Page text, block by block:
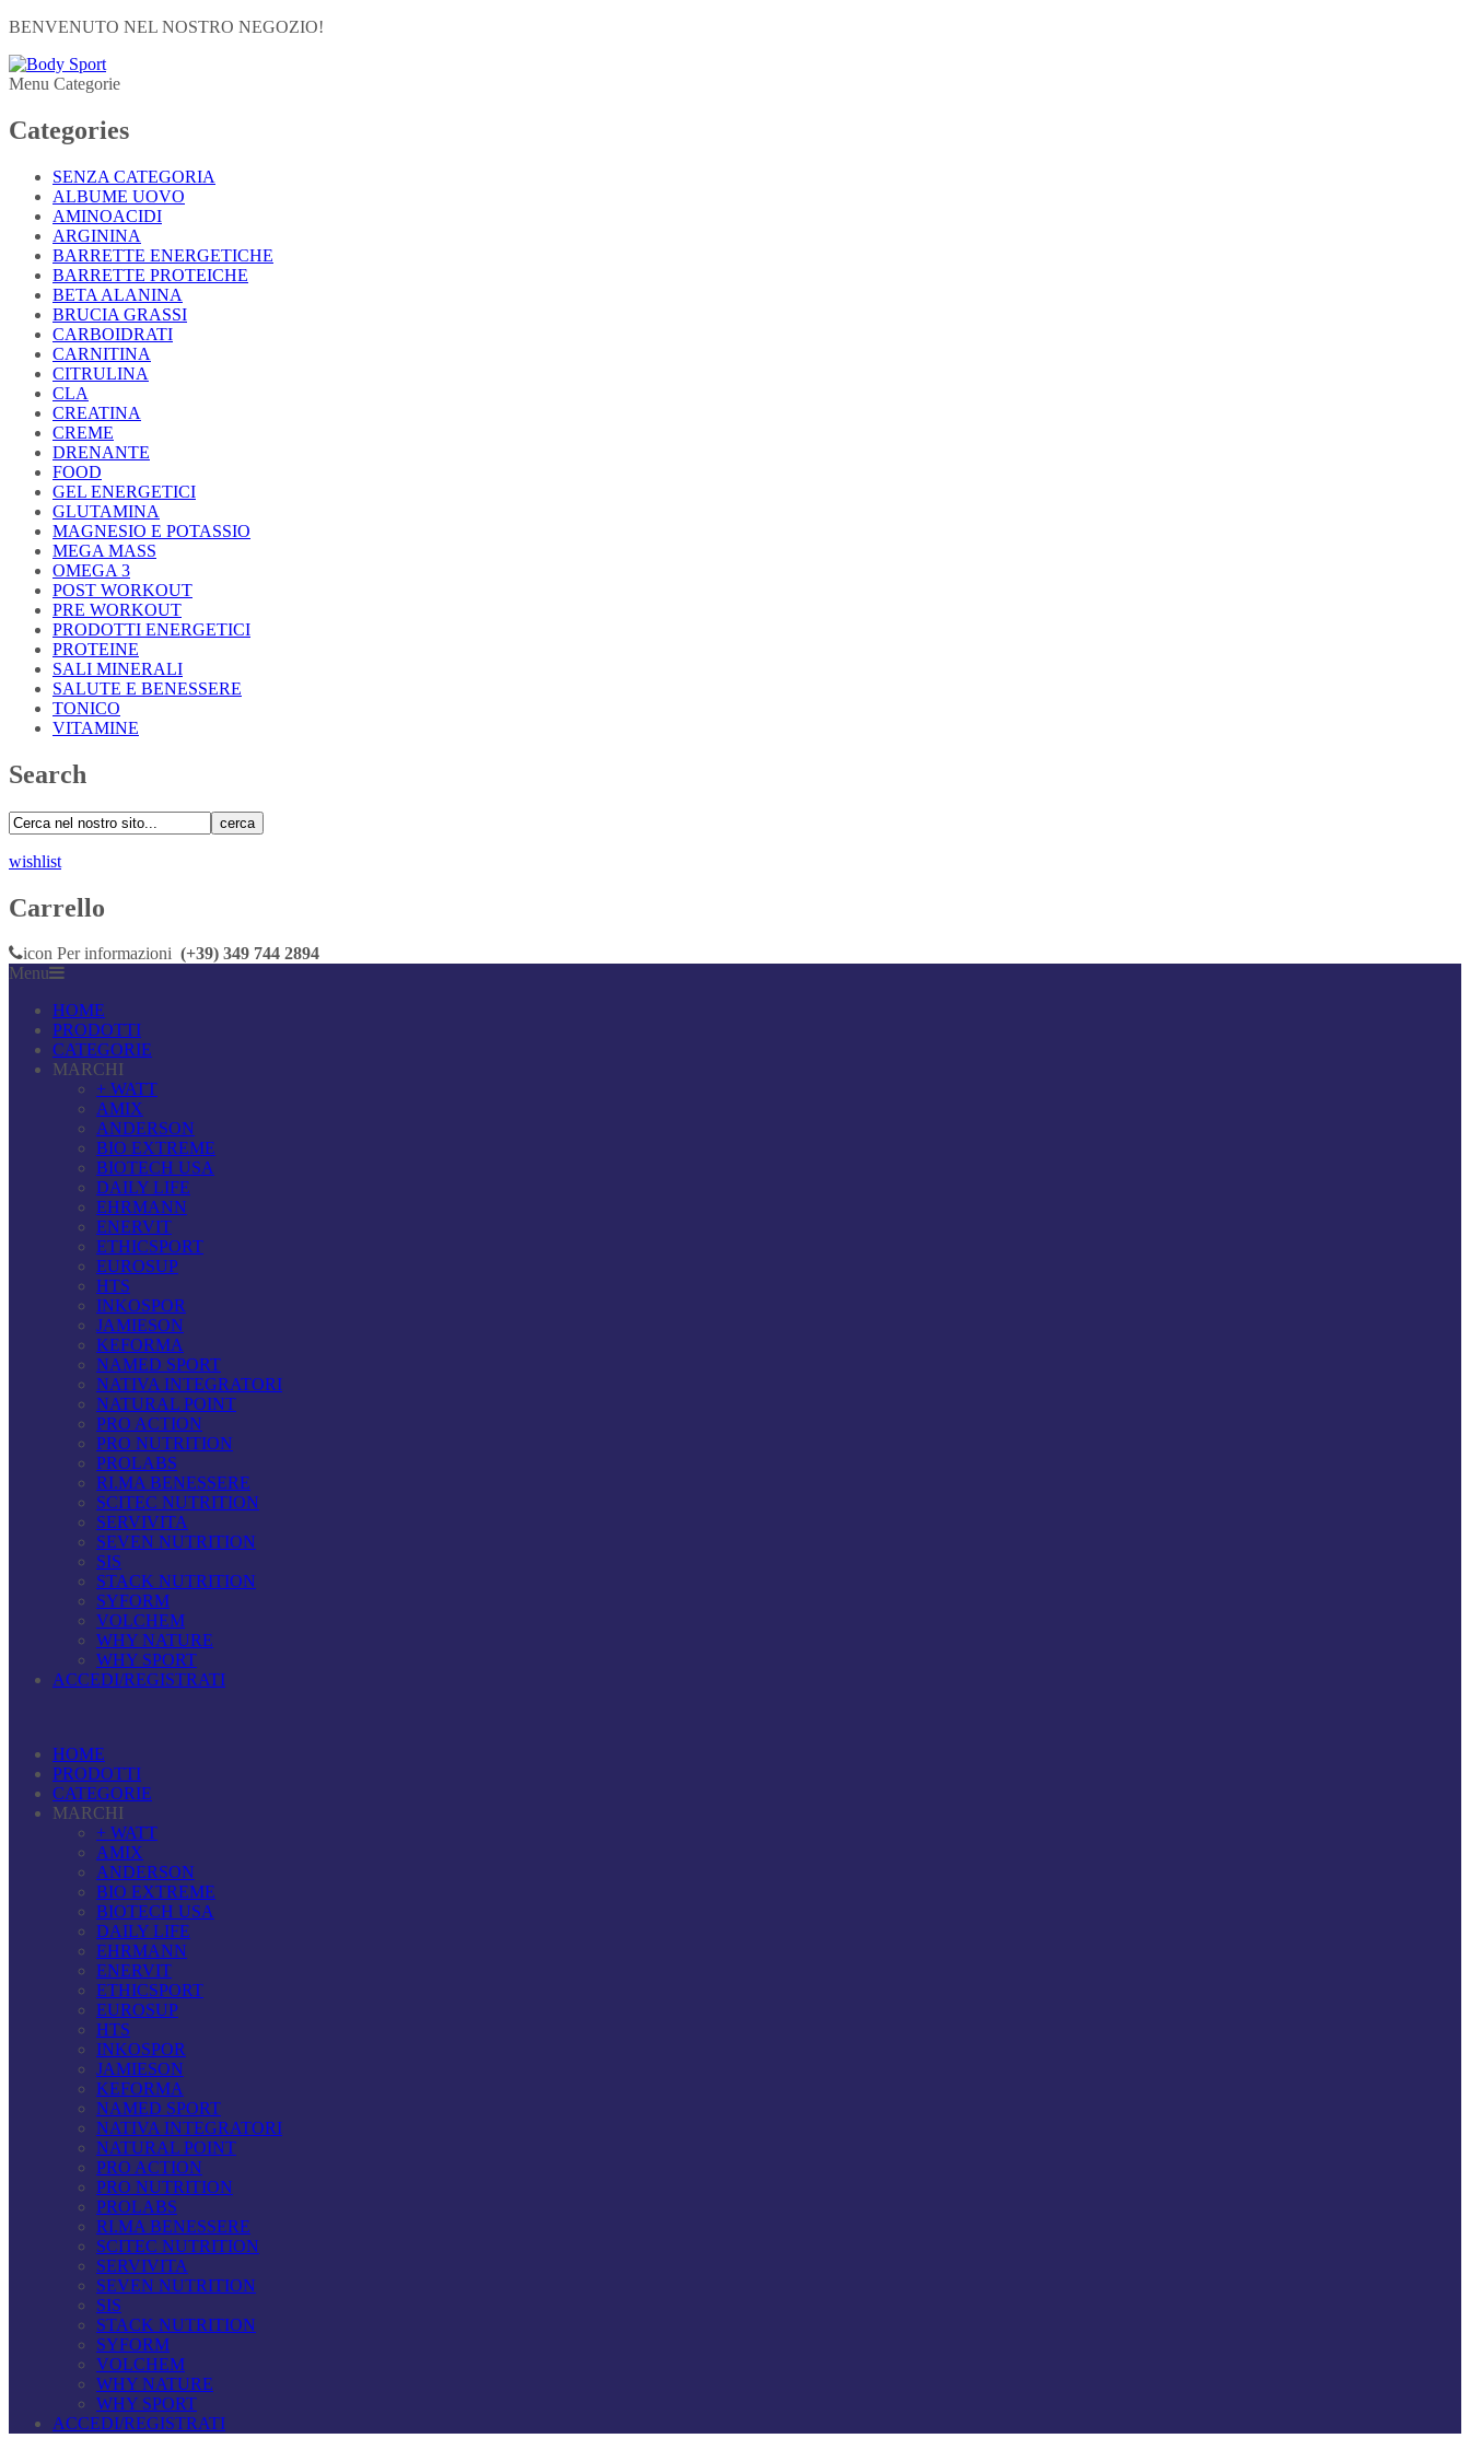
BENVENUTO NEL NOSTRO NEGOZIO!
Menu Categorie
Categories
SENZA CATEGORIA
ALBUME UOVO
AMINOACIDI
ARGININA
BARRETTE ENERGETICHE
BARRETTE PROTEICHE
BETA ALANINA
BRUCIA GRASSI
CARBOIDRATI
CARNITINA
CITRULINA
CLA
CREATINA
CREME
DRENANTE
FOOD
GEL ENERGETICI
GLUTAMINA
MAGNESIO E POTASSIO
MEGA MASS
OMEGA 3
POST WORKOUT
PRE WORKOUT
PRODOTTI ENERGETICI
PROTEINE
SALI MINERALI
SALUTE E BENESSERE
TONICO
VITAMINE
Search
cerca
wishlist
Carrello
icon Per informazioni (+39) 349 744 2894
Menu
HOME
PRODOTTI
CATEGORIE
MARCHI
+ WATT
AMIX
ANDERSON
BIO EXTREME
BIOTECH USA
DAILY LIFE
EHRMANN
ENERVIT
ETHICSPORT
EUROSUP
HTS
INKOSPOR
JAMIESON
KEFORMA
NAMED SPORT
NATIVA INTEGRATORI
NATURAL POINT
PRO ACTION
PRO NUTRITION
PROLABS
RI.MA BENESSERE
SCITEC NUTRITION
SERVIVITA
SEVEN NUTRITION
SIS
STACK NUTRITION
SYFORM
VOLCHEM
WHY NATURE
WHY SPORT
ACCEDI/REGISTRATI
HOME
PRODOTTI
CATEGORIE
MARCHI
+ WATT
AMIX
ANDERSON
BIO EXTREME
BIOTECH USA
DAILY LIFE
EHRMANN
ENERVIT
ETHICSPORT
EUROSUP
HTS
INKOSPOR
JAMIESON
KEFORMA
NAMED SPORT
NATIVA INTEGRATORI
NATURAL POINT
PRO ACTION
PRO NUTRITION
PROLABS
RI.MA BENESSERE
SCITEC NUTRITION
SERVIVITA
SEVEN NUTRITION
SIS
STACK NUTRITION
SYFORM
VOLCHEM
WHY NATURE
WHY SPORT
ACCEDI/REGISTRATI